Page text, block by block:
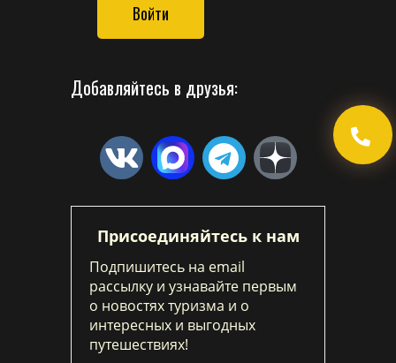
Войти
Добавляйтесь в друзья:
Присоединяйтесь к нам
Подпишитесь на email
рассылку и узнавайте первым
о новостях туризма и о
интересных и выгодных
путешествиях!